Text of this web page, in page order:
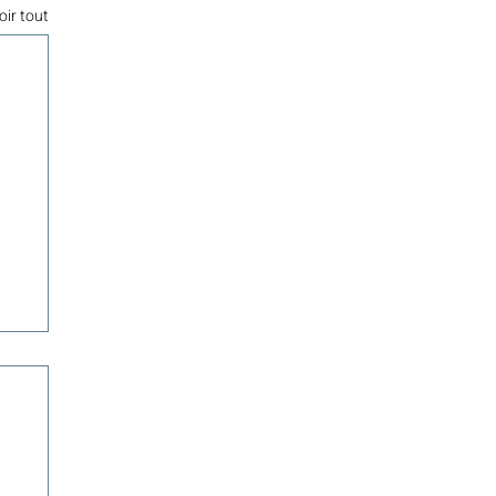
tout